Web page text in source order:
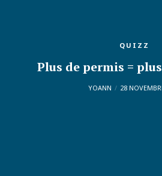
QUIZZ
Plus de permis =
YOANN 28